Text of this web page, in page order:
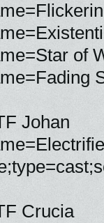
of
Johan
Crucia